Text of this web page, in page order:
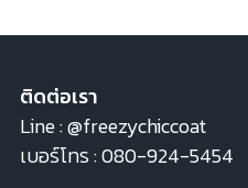
ติดต่อเรา
Line :@freezychiccoat
เบอร์โทร :080-924-5454